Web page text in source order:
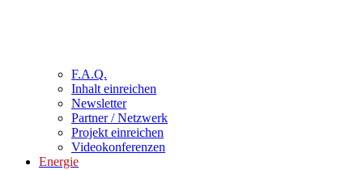
F.A.Q.
Inhalt einreichen
Newsletter
Partner / Netzwerk
Projekt einreichen
Videokonferenzen
Energie